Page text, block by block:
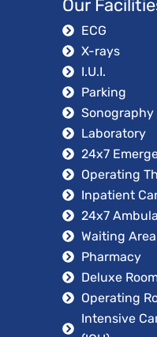
Our
ECG
X-rays
I.U.I.
Parking
Sonography
Laboratory
24x7
Operating
Inpatient
24x7
Waiting Area
Pharmacy
Deluxe
Operating
Intensive